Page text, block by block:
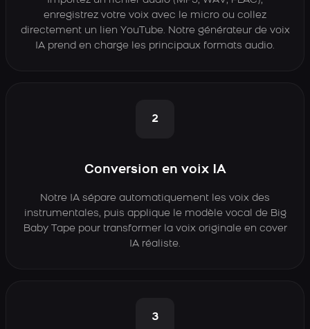
enregistrez votre voix avec le micro ou collez
directement un lien YouTube. Notre générateur de voix
IA prend en charge les principaux formats audio.
2
Conversion en voix IA
Notre IA sépare automatiquement les voix des
instrumentales, puis applique le modèle vocal de Big
Baby Tape pour transformer la voix originale en cover
IA réaliste.
3